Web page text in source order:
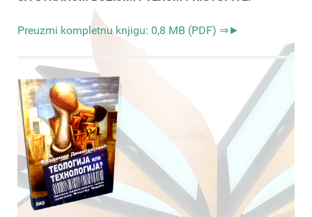
Preuzmi kompletnu knjigu: 0,8 MB (PDF) ⇒►